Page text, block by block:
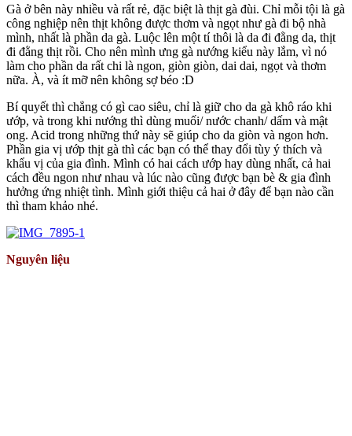
Gà ở bên này nhiều và rất rẻ, đặc biệt là thịt gà đùi. Chỉ mỗi tội là gà
công nghiệp nên thịt không được thơm và ngọt như gà đi bộ nhà
mình, nhất là phần da gà. Luộc lên một tí thôi là da đi đằng da, thịt
đi đằng thịt rồi. Cho nên mình ưng gà nướng kiểu này lắm, vì nó
làm cho phần da rất chi là ngon, giòn giòn, dai dai, ngọt và thơm
nữa. À, và ít mỡ nên không sợ béo :D
Bí quyết thì chẳng có gì cao siêu, chỉ là giữ cho da gà khô ráo khi
ướp, và trong khi nướng thì dùng muối/ nước chanh/ dấm và mật
ong. Acid trong những thứ này sẽ giúp cho da giòn và ngon hơn.
Phần gia vị ướp thịt gà thì các bạn có thể thay đổi tùy ý thích và
khẩu vị của gia đình. Mình có hai cách ướp hay dùng nhất, cả hai
cách đều ngon như nhau và lúc nào cũng được bạn bè & gia đình
hưởng ứng nhiệt tình. Mình giới thiệu cả hai ở đây để bạn nào cần
thì tham khảo nhé.
Nguyên liệu